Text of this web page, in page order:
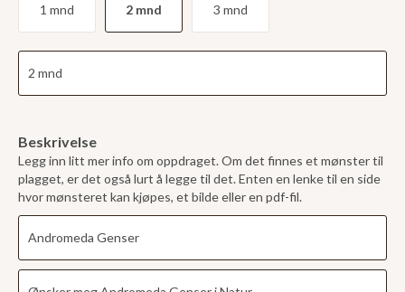
1 mnd 2 mnd 3 mnd
Beskrivelse
Legg inn litt mer info om oppdraget. Om det finnes et mønster til
plagget, er det også lurt å legge til det. Enten en lenke til en side
hvor mønsteret kan kjøpes, et bilde eller en pdf-fil.